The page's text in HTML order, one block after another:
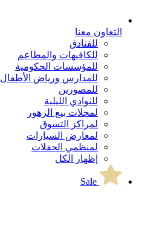
التعاون معنا
للفنادق
للكافيهات والمطاعم
للمؤسسات الحكومية
للمدارس ورياض الأطفال
للمصورين
للنوادي الليلية
لمحلات بيع الزهور
لمراكز التسوق
لمعارض السيارات
لمنظمي الحفلات
إظهار الكل